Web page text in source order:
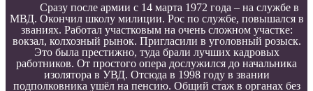
Сразу после армии с 14 марта 1972 года – на службе в
МВД. Окончил школу милиции. Рос по службе, повышался в
званиях. Работал участковым на очень сложном участке:
вокзал, колхозный рынок. Пригласили в уголовный розыск.
Это была престижно, туда брали лучших кадровых
работников. От простого опера дослужился до начальника
изолятора в УВД. Отсюда в 1998 году в звании
подполковника ушёл на пенсию. Общий стаж в органах без